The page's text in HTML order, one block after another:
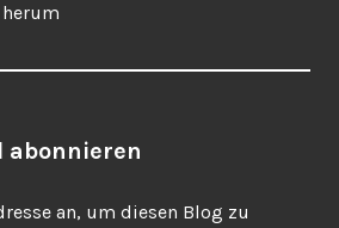
abonnieren
an, um diesen Blog zu